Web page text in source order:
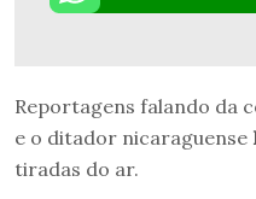
Reportagens falando da
e o ditador nicaraguense
tiradas do ar.